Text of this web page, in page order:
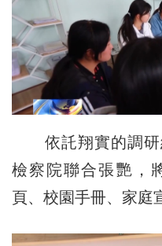
依託翔實的調研
檢察院聯合張艷，
頁、校園手冊、家庭